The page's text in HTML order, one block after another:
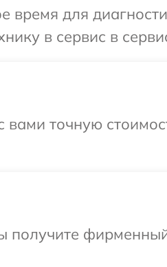
время для
в сервис в
точную